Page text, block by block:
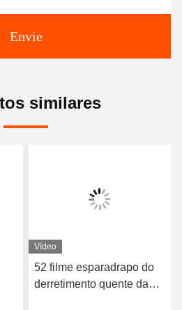
Envie
similares
Vídeo
52 filme esparadrapo do
derretimento quente da